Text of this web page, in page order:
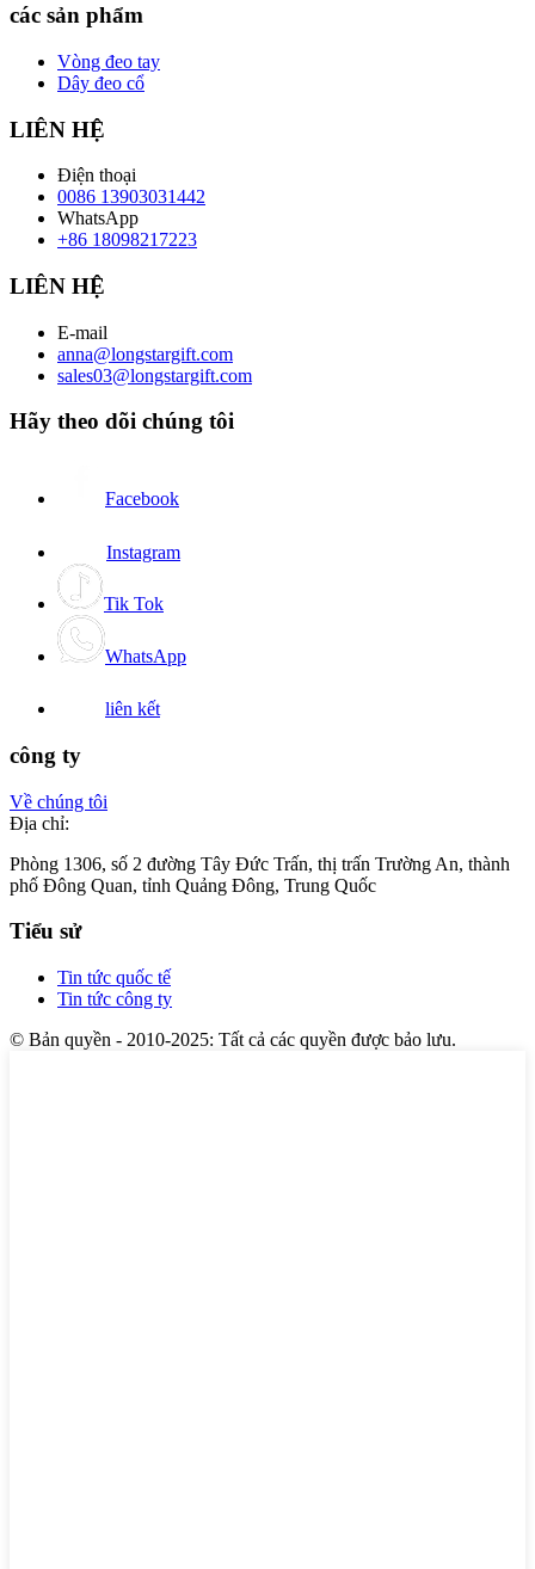
các sản phẩm
Vòng đeo tay
Dây đeo cổ
LIÊN HỆ
Điện thoại
0086 13903031442
WhatsApp
+86 18098217223
LIÊN HỆ
E-mail
anna@longstargift.com
sales03@longstargift.com
Hãy theo dõi chúng tôi
Facebook
Instagram
Tik Tok
WhatsApp
liên kết
công ty
Về chúng tôi
Địa chỉ:
Phòng 1306, số 2 đường Tây Đức Trấn, thị trấn Trường An, thành
phố Đông Quan, tỉnh Quảng Đông, Trung Quốc
Tiểu sử
Tin tức quốc tế
Tin tức công ty
© Bản quyền - 2010-2025: Tất cả các quyền được bảo lưu.